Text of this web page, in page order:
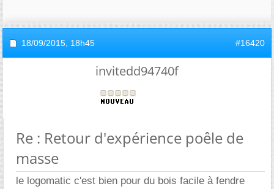
18/09/2015, 18h45 #16420
invitedd94740f
Re : Retour d'expérience poêle de
masse
le logomatic c'est bien pour du bois facile à fendre